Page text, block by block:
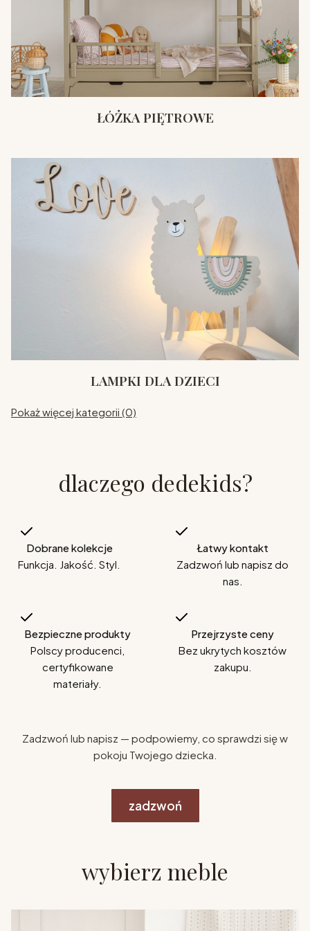
ŁÓŻKA PIĘTROWE
LAMPKI DLA DZIECI
Pokaż więcej kategorii (0)
dlaczego dedekids?
Dobrane kolekcje
Funkcja. Jakość. Styl.
Łatwy kontakt
Zadzwoń lub napisz do
nas.
Bezpieczne produkty
Polscy producenci,
certyfikowane
materiały.
Przejrzyste ceny
Bez ukrytych kosztów
zakupu.
Zadzwoń lub napisz — podpowiemy, co sprawdzi się w
pokoju Twojego dziecka.
zadzwoń
wybierz meble